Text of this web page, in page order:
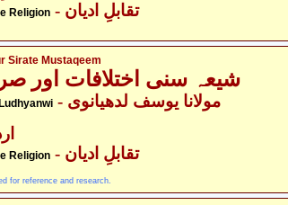
Religion - تقابلِ ادیان
Sirate Mustaqeem
Religion - تقابلِ ادیان
for reference and research.